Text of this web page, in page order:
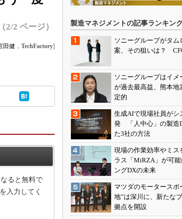
（2/2 ページ）
田健 ， TechFactory]
ると無料で
入力してく
製造マネジメントの記事ランキン
ソニーグループがタム
案、その狙いは？
ソニーグループはイメ
が過去最高益、熊本地
定的
生成AIで現場社員がシ
発 「人中心」の製造
た3社の方法
現場の作業効率やミ
ラス「MiRZA」が可
ングDXの未来
マツダのモータースポ
地”は深川に、新たな
拠点を開設